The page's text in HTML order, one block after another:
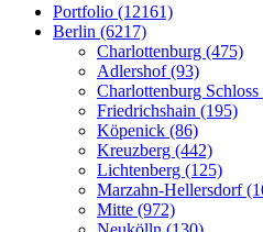
Portfolio (12161)
Berlin (6217)
Charlottenburg (475)
Adlershof (93)
Charlottenburg Schloss
Friedrichshain (195)
Köpenick (86)
Kreuzberg (442)
Lichtenberg (125)
Marzahn-Hellersdorf
Mitte (972)